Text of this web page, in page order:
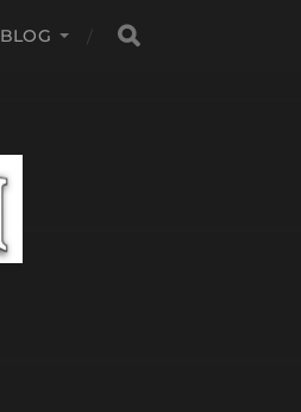
BLOG